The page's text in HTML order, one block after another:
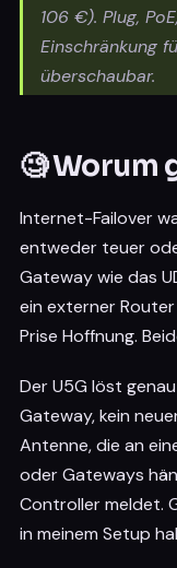
106 €). Plug,
Einschränkung
überschaubar.
🧐 Worum
Internet-Failover
entweder teuer
Gateway wie das
ein externer
Prise Hoffnung.
Der U5G löst
Gateway, kein
Antenne, die an
oder Gateways
Controller meldet.
in meinem Setup